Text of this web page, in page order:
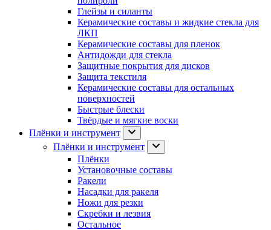
Глейзы и силанты
Керамические составы и жидкие стекла для
ЛКП
Керамические составы для пленок
Антидожди для стекла
Защитные покрытия для дисков
Защита текстиля
Керамические составы для остальных
поверхностей
Быстрые блески
Твёрдые и мягкие воски
Плёнки и инструмент
Плёнки и инструмент
Плёнки
Установочные составы
Ракели
Насадки для ракеля
Ножи для резки
Скребки и лезвия
Остальное